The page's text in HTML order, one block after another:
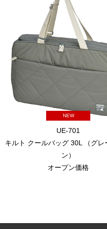
NEW
UE-701
キルト クールバッグ 30L （グレ
ン）
オープン価格